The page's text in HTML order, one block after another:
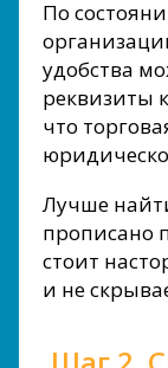
По
удобства
реквизиты
что
Лучше
прописано
стоит
и не